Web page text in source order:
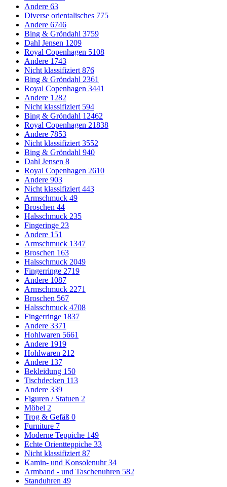
Andere 63
Diverse orientalisches 775
Andere 6746
Bing & Gröndahl 3759
Dahl Jensen 1209
Royal Copenhagen 5108
Andere 1743
Nicht klassifiziert 876
Bing & Gröndahl 2361
Royal Copenhagen 3441
Andere 1282
Nicht klassifiziert 594
Bing & Gröndahl 12462
Royal Copenhagen 21838
Andere 7853
Nicht klassifiziert 3552
Bing & Gröndahl 940
Dahl Jensen 8
Royal Copenhagen 2610
Andere 903
Nicht klassifiziert 443
Armschmuck 49
Broschen 44
Halsschmuck 235
Fingeringe 23
Andere 151
Armschmuck 1347
Broschen 163
Halsschmuck 2049
Fingerringe 2719
Andere 1087
Armschmuck 2271
Broschen 567
Halsschmuck 4708
Fingerringe 1837
Andere 3371
Hohlwaren 5661
Andere 1919
Hohlwaren 212
Andere 137
Bekleidung 150
Tischdecken 113
Andere 339
Figuren / Statuen 2
Möbel 2
Trog & Gefäß 0
Furniture 7
Moderne Teppiche 149
Echte Orientteppiche 33
Nicht klassifiziert 87
Kamin- und Konsolenuhr34
Armband - und Taschenuhren 582
Standuhren 49